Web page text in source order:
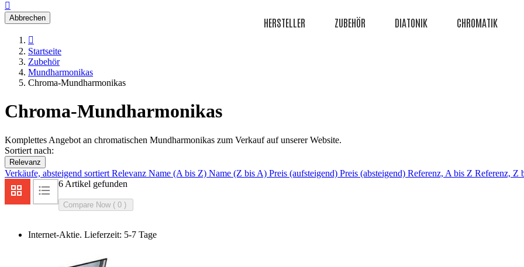
HERSTELLER ZUBEHÖR DIATONIK CHROMATIK

Abbrechen

Startseite
Zubehör
Mundharmonikas
Chroma-Mundharmonikas
Chroma-Mundharmonikas
Komplettes Angebot an chromatischen Mundharmonikas zum Verkauf auf unserer Website.
Sortiert nach:
Relevanz
Verkäufe, absteigend sortiert Relevanz Name (A bis Z) Name (Z bis A) Preis (aufsteigend) Preis (absteigend) Referenz, A bis Z Referenz, Z
6 Artikel gefunden
Compare Now ( 0
Internet-Aktie. Lieferzeit: 5-7 Tage